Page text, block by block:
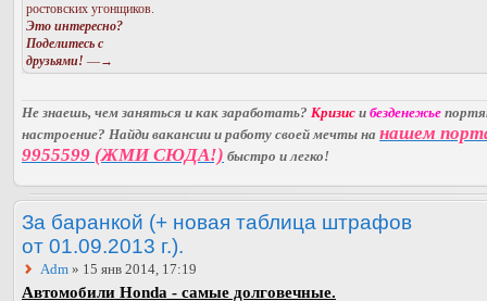
ростовских угонщиков.
Это интересно?
Поделитесь с
друзьями! —→
Не знаешь, чем заняться и как заработать? Кризис и безденежье
настроение? Найди вакансии и работу своей мечты на нашем
9955599 (ЖМИ СЮДА!) быстро и легко!
За баранкой (+ новая таблица штрафов
от 01.09.2013 г.).
Adm » 15 янв 2014, 17:19
Автомобили Honda - самые долговечные.